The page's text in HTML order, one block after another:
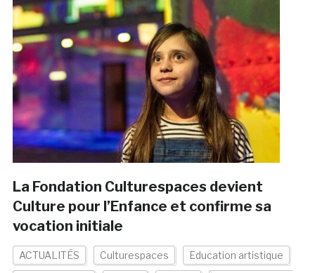
La Fondation Culturespaces devient
Culture pour l’Enfance et confirme sa
vocation initiale
ACTUALITÉS Culturespaces Education artistique